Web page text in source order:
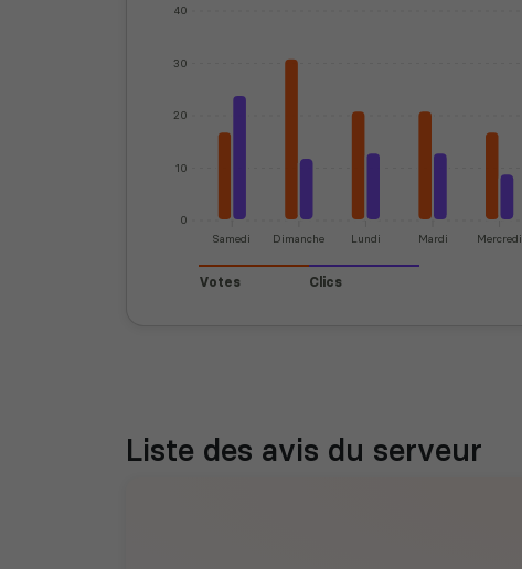
0
10
20
30
40
Samedi Dimanche Lundi Mardi Mercredi
Votes Clics
Liste des avis du serveur